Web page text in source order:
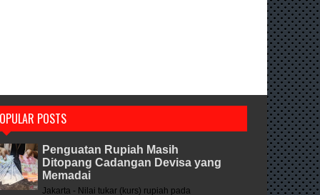
POSTS
Penguatan Rupiah Masih
Ditopang Cadangan Devisa yang
Memadai
Jakarta - Nilai tukar (kurs) rupiah pada